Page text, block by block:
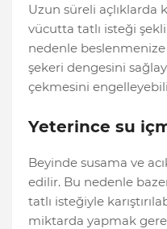
Uzun süreli açlıklarda
vücutta tatlı isteği
nedenle
şekeri dengesini
çekmesini
Yeterince su
Beyinde susama ve
edilir. Bu nedenle
tatlı isteğiyle
miktarda yapmak